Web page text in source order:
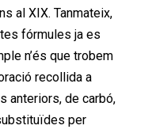
al XIX. Tanmateix,
fórmules ja es
n’és que trobem
recollida a
anteriors, de carbó,
per